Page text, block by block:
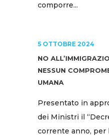
comporre...
5 OTTOBRE 2024
NO
NESSUN
UMANA
Presentato in
dei Ministri il
corrente anno, per